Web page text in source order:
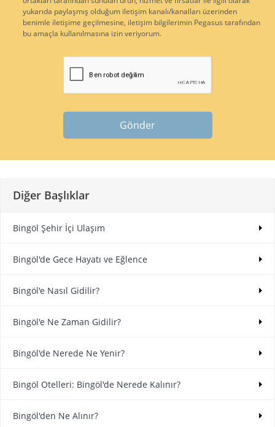
yukarıda paylaşmış olduğum iletişim kanalı/kanalları üzerinden
benimle iletişime geçilmesine, iletişim bilgilerimin Pegasus tarafından
bu amaçla kullanılmasına izin veriyorum.
Gönder
Diğer Başlıklar
Bingöl Şehir İçi Ulaşım
Bingöl'de Gece Hayatı ve Eğlence
Bingöl'e Nasıl Gidilir?
Bingöl'e Ne Zaman Gidilir?
Bingöl'de Nerede Ne Yenir?
Bingöl Otelleri: Bingöl'de Nerede Kalınır?
Bingöl'den Ne Alınır?